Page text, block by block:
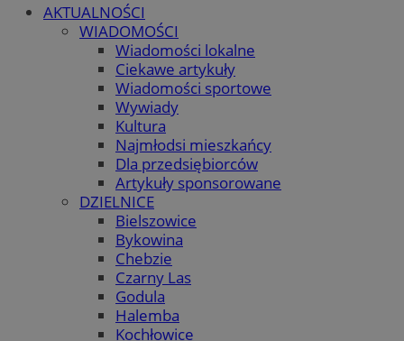
AKTUALNOŚCI
WIADOMOŚCI
Wiadomości lokalne
Ciekawe artykuły
Wiadomości sportowe
Wywiady
Kultura
Najmłodsi mieszkańcy
Dla przedsiębiorców
Artykuły sponsorowane
DZIELNICE
Bielszowice
Bykowina
Chebzie
Czarny Las
Godula
Halemba
Kochłowice